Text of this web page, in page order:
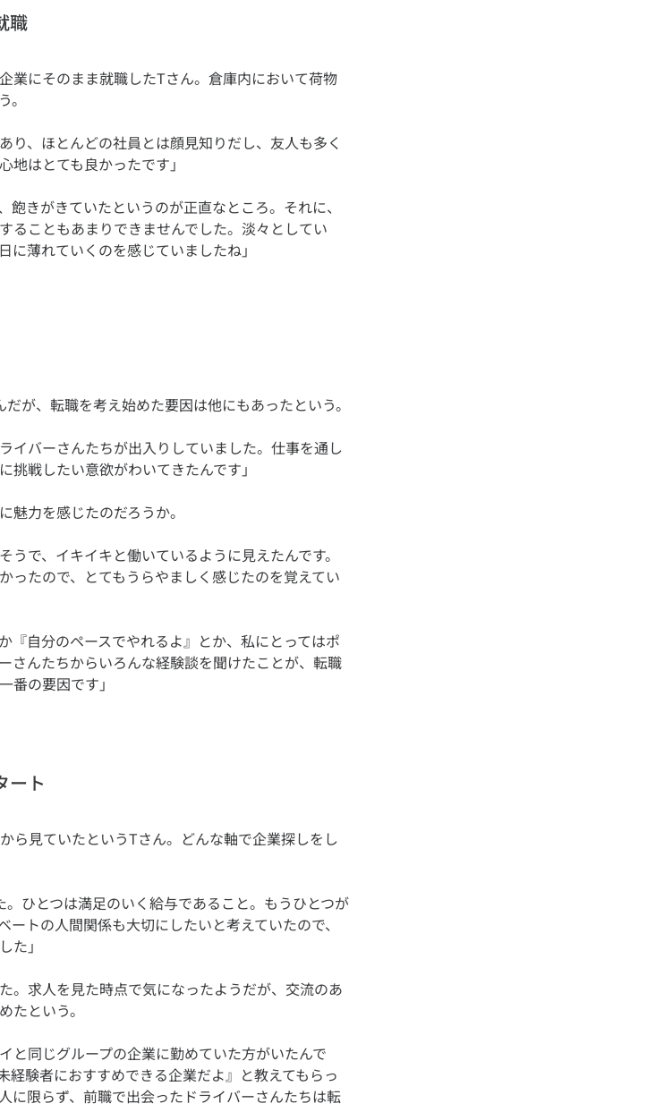
職
業にそのまま就職したTさん。倉庫内において荷物
り、ほとんどの社員とは顔見知りだし、友人も多く
飽きがきていたというのが正直なところ。それに、
ることもあまりできませんでした。淡々としてい
イバーさんたちが出入りしていました。仕事を通し
うで、イキイキと働いているように見えたんです。
ったので、とてもうらやましく感じたのを覚えてい
『自分のペースでやれるよ』とか、私にとってはポ
んたちからいろんな経験談を聞けたことが、転職
ート
ら見ていたというTさん。どんな軸で企業探しをし
。ひとつは満足のいく給与であること。もうひとつが
トの人間関係も大切にしたいと考えていたので、
。求人を見た時点で気になったようだが、交流のあ
と同じグループの企業に勤めていた方がいたんで
経験者におすすめできる企業だよ』と教えてもらっ
に限らず、前職で出会ったドライバーさんたちは転